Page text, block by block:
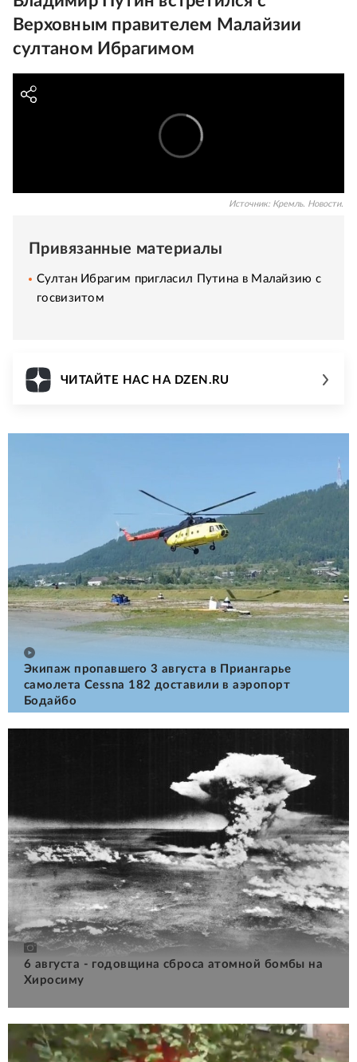
Верховным правителем Малайзии
султаном Ибрагимом
Источник: Кремль. Новости.
Привязанные материалы
Султан Ибрагим пригласил Путина в Малайзию с
госвизитом
ЧИТАЙТЕ НАС НА DZEN.RU
Экипаж пропавшего 3 августа в Приангарье
самолета Cessna 182 доставили в аэропорт
Бодайбо
6 августа - годовщина сброса атомной бомбы на
Хиросиму